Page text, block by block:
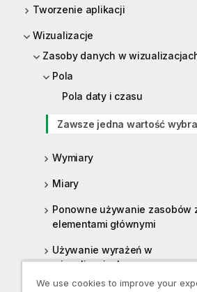
Tworzenie aplikacji
Wizualizacje
Zasoby danych w
Pola
Pola daty i czasu
Zawsze jedna wartość
Wymiary
Miary
Ponowne używanie zasobów
elementami głównymi
Używanie wyrażeń w
wizualizacjach
We use cookies to improve your